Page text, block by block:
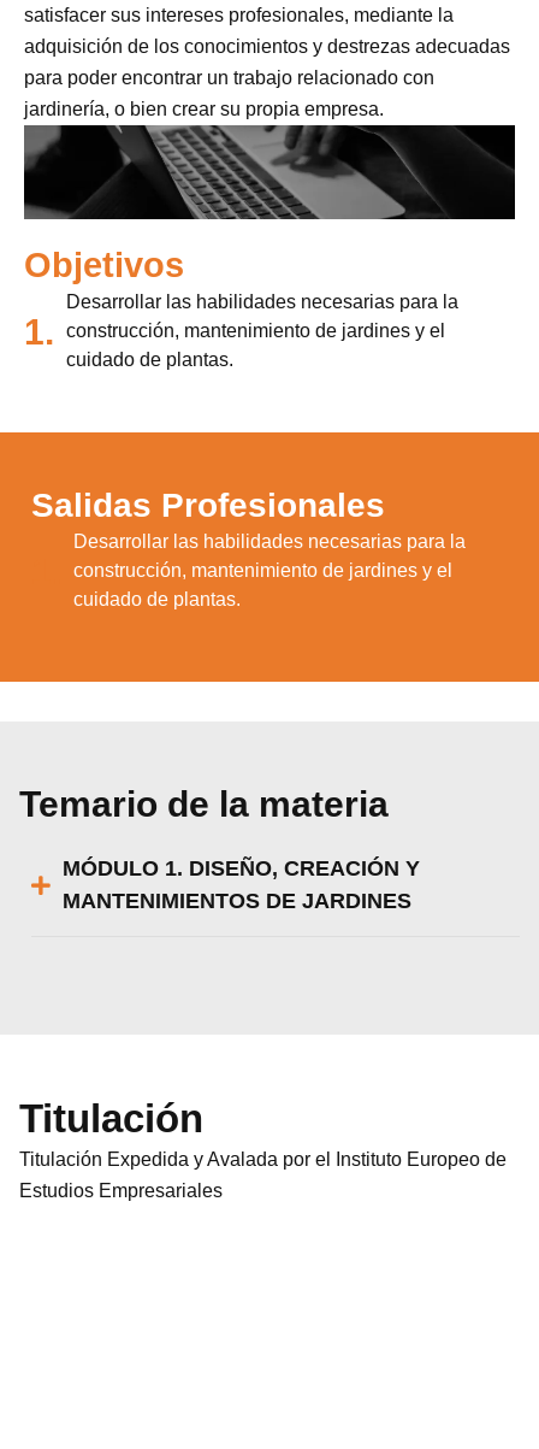
satisfacer sus intereses profesionales, mediante la
adquisición de los conocimientos y destrezas adecuadas
para poder encontrar un trabajo relacionado con
jardinería, o bien crear su propia empresa.
Objetivos
1.
Desarrollar las habilidades necesarias para la
construcción, mantenimiento de jardines y el
cuidado de plantas.
Salidas Profesionales
Desarrollar las habilidades necesarias para la
construcción, mantenimiento de jardines y el
cuidado de plantas.
Temario de la materia
MÓDULO 1. DISEÑO, CREACIÓN Y
MANTENIMIENTOS DE JARDINES
Titulación
Titulación Expedida y Avalada por el Instituto Europeo de
Estudios Empresariales